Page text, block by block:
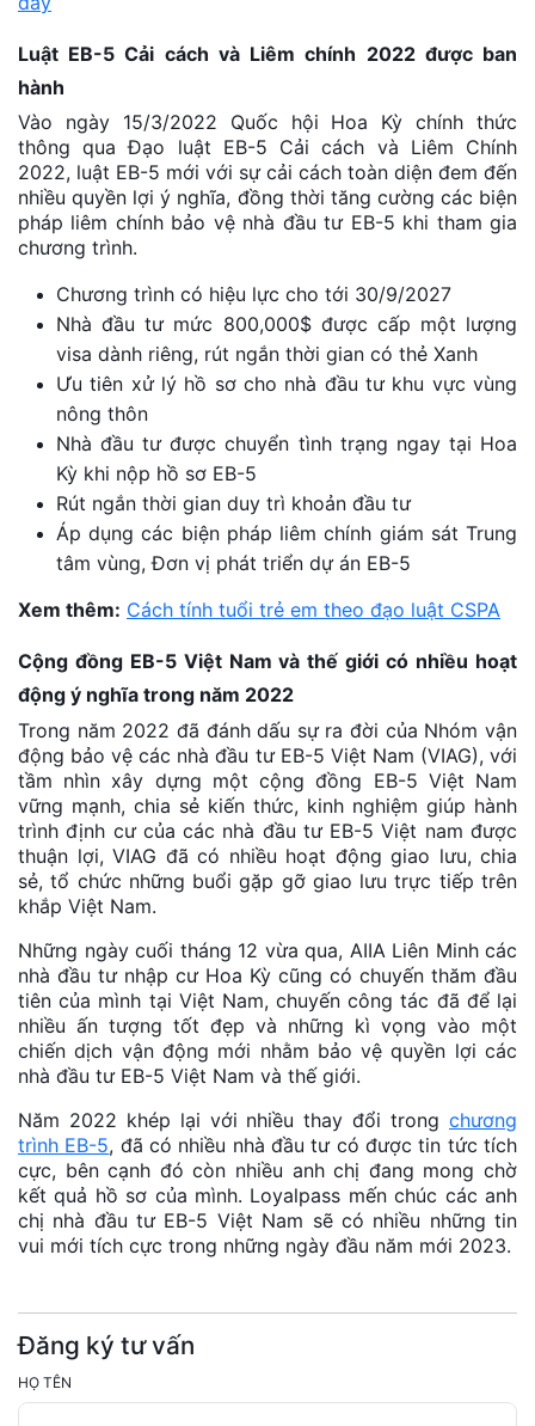
Luật EB-5 Cải cách và Liêm chính 2022 được ban
hành
Vào ngày 15/3/2022 Quốc hội Hoa Kỳ chính thức
thông qua Đạo luật EB-5 Cải cách và Liêm Chính
2022, luật EB-5 mới với sự cải cách toàn diện đem đến
nhiều quyền lợi ý nghĩa, đồng thời tăng cường các biện
pháp liêm chính bảo vệ nhà đầu tư EB-5 khi tham gia
chương trình.
Chương trình có hiệu lực cho tới 30/9/2027
Nhà đầu tư mức 800,000$ được cấp một lượng
visa dành riêng, rút ngắn thời gian có thẻ Xanh
Ưu tiên xử lý hồ sơ cho nhà đầu tư khu vực vùng
nông thôn
Nhà đầu tư được chuyển tình trạng ngay tại Hoa
Kỳ khi nộp hồ sơ EB-5
Rút ngắn thời gian duy trì khoản đầu tư
Áp dụng các biện pháp liêm chính giám sát Trung
tâm vùng, Đơn vị phát triển dự án EB-5
Xem thêm: Cách tính tuổi trẻ em theo đạo luật CSPA
Cộng đồng EB-5 Việt Nam và thế giới có nhiều hoạt
động ý nghĩa trong năm 2022
Trong năm 2022 đã đánh dấu sự ra đời của Nhóm vận
động bảo vệ các nhà đầu tư EB-5 Việt Nam (VIAG), với
tầm nhìn xây dựng một cộng đồng EB-5 Việt Nam
vững mạnh, chia sẻ kiến thức, kinh nghiệm giúp hành
trình định cư của các nhà đầu tư EB-5 Việt nam được
thuận lợi, VIAG đã có nhiều hoạt động giao lưu, chia
sẻ, tổ chức những buổi gặp gỡ giao lưu trực tiếp trên
khắp Việt Nam.
Những ngày cuối tháng 12 vừa qua, AIIA Liên Minh các
nhà đầu tư nhập cư Hoa Kỳ cũng có chuyến thăm đầu
tiên của mình tại Việt Nam, chuyến công tác đã để lại
nhiều ấn tượng tốt đẹp và những kì vọng vào một
chiến dịch vận động mới nhằm bảo vệ quyền lợi các
nhà đầu tư EB-5 Việt Nam và thế giới.
Năm 2022 khép lại với nhiều thay đổi trong chương
trình EB-5, đã có nhiều nhà đầu tư có được tin tức tích
cực, bên cạnh đó còn nhiều anh chị đang mong chờ
kết quả hồ sơ của mình. Loyalpass mến chúc các anh
chị nhà đầu tư EB-5 Việt Nam sẽ có nhiều những tin
vui mới tích cực trong những ngày đầu năm mới 2023.
Đăng ký tư vấn
HỌ TÊN